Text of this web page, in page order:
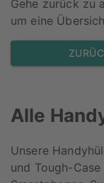
Gehe zurück zu
um eine
Alle
Unsere
und Tough-